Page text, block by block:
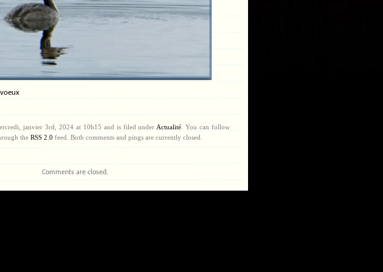
voeux
janvier 3rd, 2024 at 10h15 and is filed under Actualité . You can follow
the RSS 2.0 feed. Both comments and pings are currently closed.
Comments are closed.